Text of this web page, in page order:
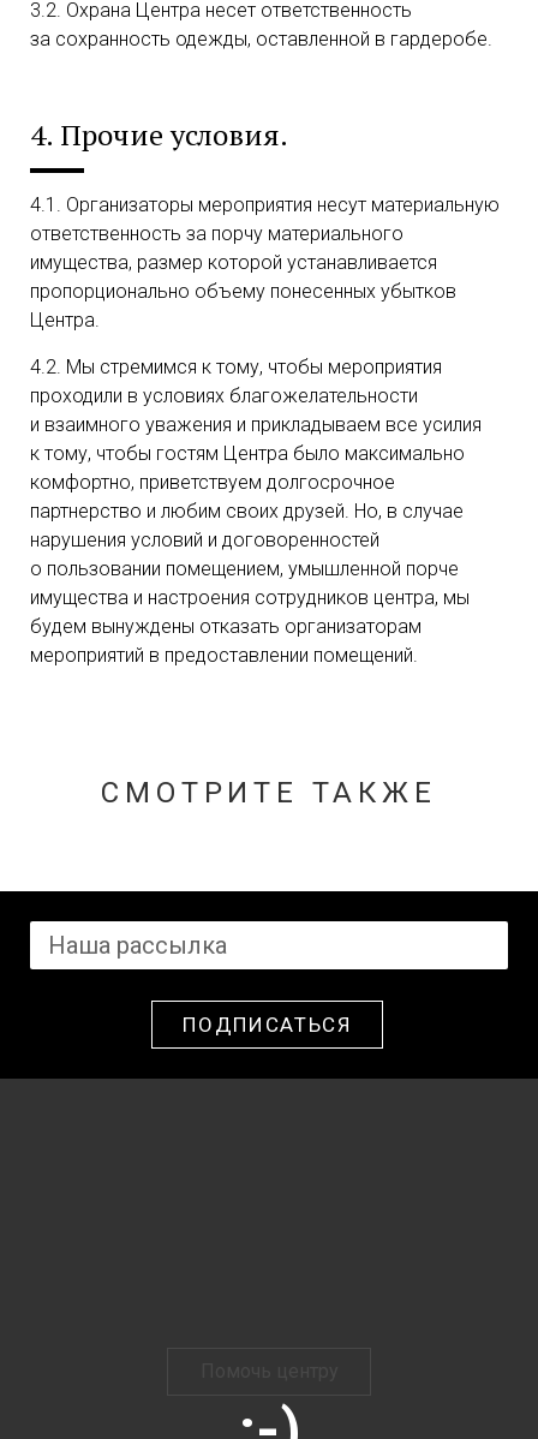
3.2. Охрана Центра несет ответственность
за сохранность одежды, оставленной в гардеробе.
4. Прочие условия.
4.1. Организаторы мероприятия несут материальную
ответственность за порчу материального
имущества, размер которой устанавливается
пропорционально объему понесенных убытков
Центра.
4.2. Мы стремимся к тому, чтобы мероприятия
проходили в условиях благожелательности
и взаимного уважения и прикладываем все усилия
к тому, чтобы гостям Центра было максимально
комфортно, приветствуем долгосрочное
партнерство и любим своих друзей. Но, в случае
нарушения условий и договоренностей
о пользовании помещением, умышленной порче
имущества и настроения сотрудников центра, мы
будем вынуждены отказать организаторам
мероприятий в предоставлении помещений.
СМОТРИТЕ ТАКЖЕ
ПОДПИСАТЬСЯ